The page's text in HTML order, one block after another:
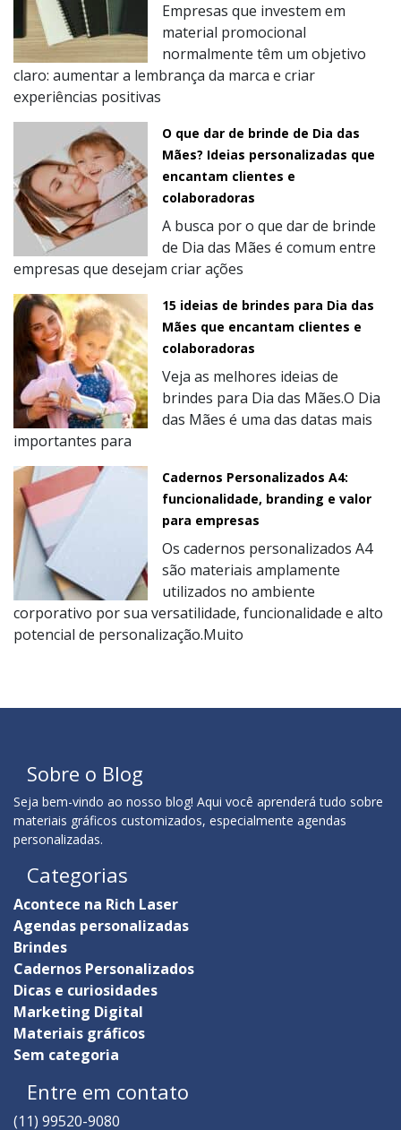
Empresas que investem em
material promocional
normalmente têm um objetivo
claro: aumentar a lembrança da marca e criar
experiências positivas
O que dar de brinde de Dia das
Mães? Ideias personalizadas que
encantam clientes e
colaboradoras
A busca por o que dar de brinde
de Dia das Mães é comum entre
empresas que desejam criar ações
15 ideias de brindes para Dia das
Mães que encantam clientes e
colaboradoras
Veja as melhores ideias de
brindes para Dia das Mães.O Dia
das Mães é uma das datas mais
importantes para
Cadernos Personalizados A4:
funcionalidade, branding e valor
para empresas
Os cadernos personalizados A4
são materiais amplamente
utilizados no ambiente
corporativo por sua versatilidade, funcionalidade e alto
potencial de personalização.Muito
Sobre o Blog
Seja bem-vindo ao nosso blog! Aqui você aprenderá tudo sobre
materiais gráficos customizados, especialmente agendas
personalizadas.
Categorias
Acontece na Rich Laser
Agendas personalizadas
Brindes
Cadernos Personalizados
Dicas e curiosidades
Marketing Digital
Materiais gráficos
Sem categoria
Entre em contato
(11) 99520-9080